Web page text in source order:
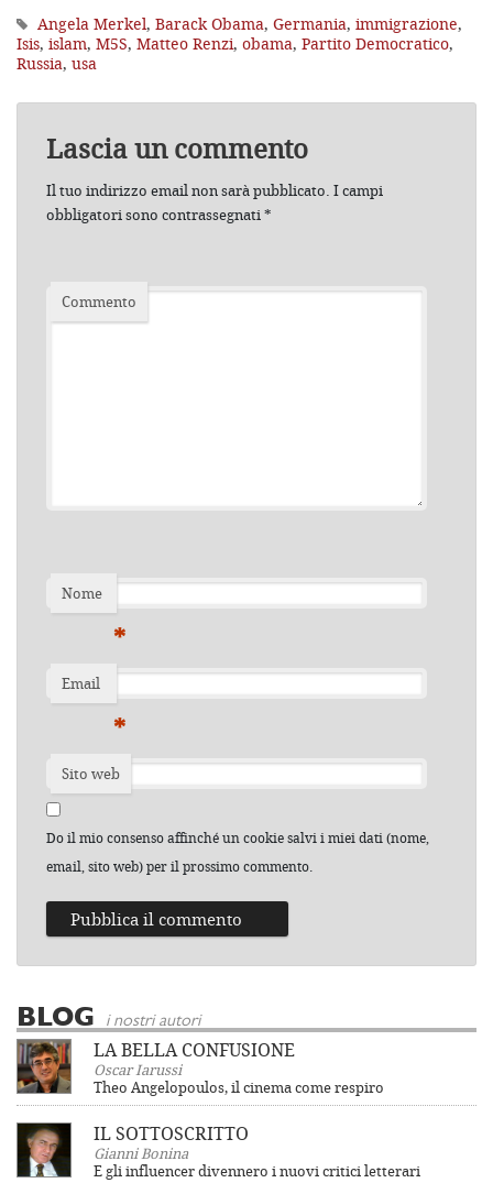
Angela Merkel, Barack Obama, Germania, immigrazione,
Isis, islam, M5S, Matteo Renzi, obama, Partito Democratico,
Russia, usa
Lascia un commento
Il tuo indirizzo email non sarà pubblicato. I campi
obbligatori sono contrassegnati*
Commento
Nome
*
Email
*
Sito web
Do il mio consenso affinché un cookie salvi i miei dati (nome,
email, sito web) per il prossimo commento.
BLOG i nostri autori
LA BELLA CONFUSIONE
Oscar Iarussi
Theo Angelopoulos, il cinema come respiro
IL SOTTOSCRITTO
Gianni Bonina
E gli influencer divennero i nuovi critici letterari